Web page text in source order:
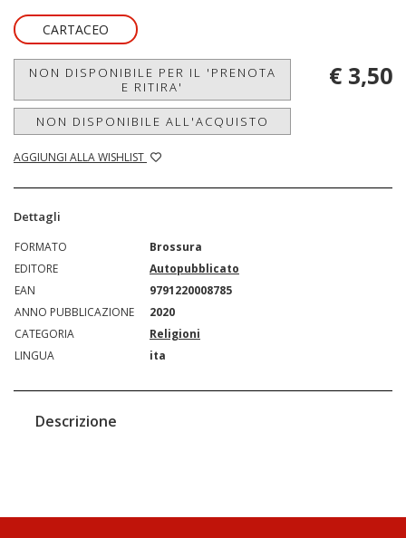
CARTACEO
NON DISPONIBILE PER IL 'PRENOTA
E RITIRA'
NON DISPONIBILE ALL'ACQUISTO
AGGIUNGI ALLA WISHLIST
€ 3,50
Dettagli
FORMATO
Brossura
EDITORE
Autopubblicato
EAN
9791220008785
ANNO PUBBLICAZIONE
2020
CATEGORIA
Religioni
LINGUA
ita
Descrizione